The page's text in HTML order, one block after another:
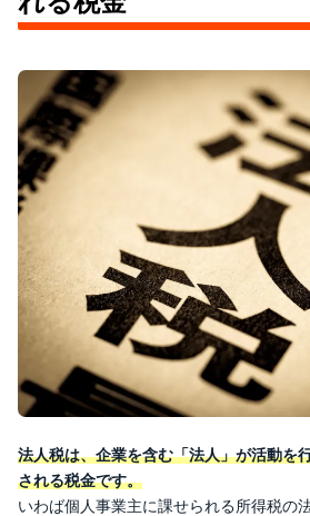
法人税は、企業を含む「法人」が活動を
される税金です。
いわば個人事業主に課せられる所得税の